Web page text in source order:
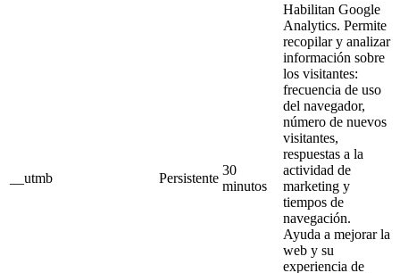
__utmb Persistente
30
minutos
Habilitan Google
Analytics. Permite
recopilar y analizar
información sobre
los visitantes:
frecuencia de uso
del navegador,
número de nuevos
visitantes,
respuestas a la
actividad de
marketing y
tiempos de
navegación.
Ayuda a mejorar la
web y su
experiencia de